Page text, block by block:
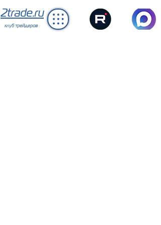
2trade.ru
клуб трейдеров